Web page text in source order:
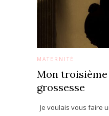
MATERNITÉ
Mon
grossesse
Je voulais vous faire